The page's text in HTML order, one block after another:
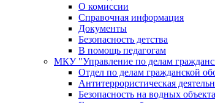
О комиссии
Справочная информация
Документы
Безопасность детства
В помощь педагогам
МКУ "Управление по делам
Отдел по делам гражданской
Антитеррористическая
Безопасность на водных